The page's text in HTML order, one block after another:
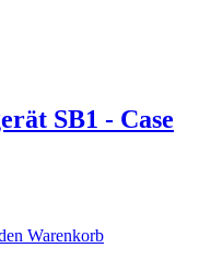
SB1 - Case
Warenkorb